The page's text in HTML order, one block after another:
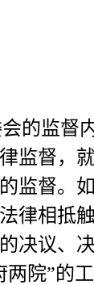
的监督
监督，
监督。
律相抵
决议、
两院”的